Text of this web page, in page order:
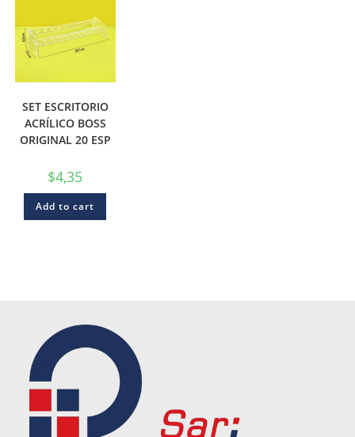
SET ESCRITORIO
ACRÍLICO BOSS
ORIGINAL 20 ESP
$4,35
Add to cart